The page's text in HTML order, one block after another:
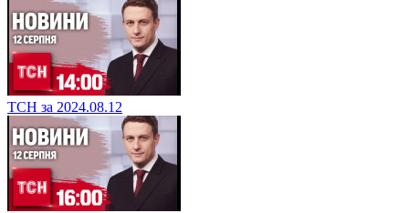
ТСН за 2024.08.12